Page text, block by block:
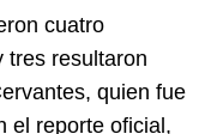
cuatro
tres resultaron
quien fue
el reporte oficial,